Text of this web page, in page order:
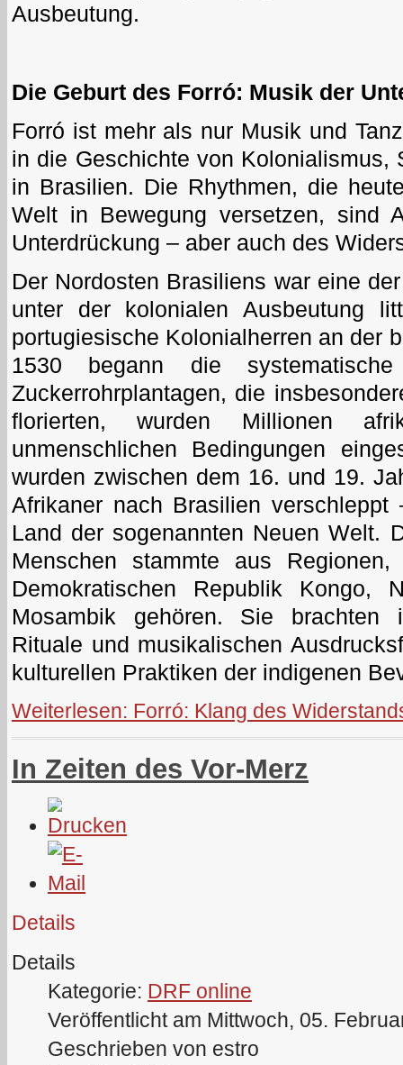
Ausbeutung.
Die Geburt des Forró: Musik der
Forró ist mehr als nur Musik und
in die Geschichte von Kolonialismus,
in Brasilien. Die Rhythmen, die
Welt in Bewegung versetzen, sind
Unterdrückung – aber auch des
Der Nordosten Brasiliens war eine
unter der kolonialen Ausbeutung
portugiesische Kolonialherren an der
1530 begann die
Zuckerrohrplantagen, die
florierten, wurden Millionen
unmenschlichen Bedingungen
wurden zwischen dem 16. und 19.
Afrikaner nach Brasilien
Land der sogenannten Neuen Welt.
Menschen stammte aus
Demokratischen Republik Kongo,
Mosambik gehören. Sie brachten
Rituale und musikalischen
kulturellen Praktiken der indigenen
Weiterlesen: Forró: Klang des
In Zeiten des Vor-Merz
Details
Details
Kategorie: DRF online
Veröffentlicht am Mittwoch, 05.
Geschrieben von estro